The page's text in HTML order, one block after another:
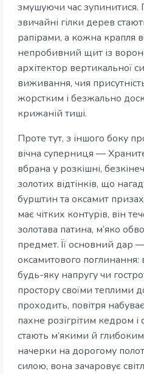
змушуючи час зупинитися.
звичайні гілки дерев
рапірами, а кожна крапля
непробивний щит із
архітектор вертикальної
виживання, чия
жорстким і безжально
крижаній тиші.
Проте тут, з іншого боку
вічна суперниця —
вбрана у розкішні,
золотих відтінків, що
бурштин та оксамит
має чітких контурів, він
золотава патина, м’яко
предмет. Її основний дар
оксамитового поглинання:
будь-яку напругу чи
простору своїми теплими
проходить, повітря
пахне розігрітим кедром і
стають м’якими й
начерки на дорогому
силою, вона зачаровує